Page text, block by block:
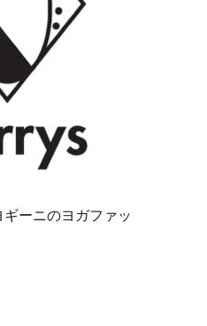
ーニのヨガファッ